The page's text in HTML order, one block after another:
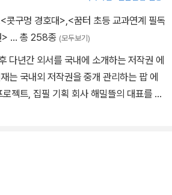
<콧구멍 경호대>,<꿈터 초등 교과연계 필독
> … 총 258종 (모두보기)
다년간 외서를 국내에 소개하는 저작권 에
는 국내외 저작권을 중개 관리하는 팝 에
젝트, 집필 기획 회사 해밀뜰의 대표를 맡
구해주세요』, 『꿈틀꿈틀 땅속으로 지구탐
가장 공정한 방법』, 『정말정말 신기한 용 백